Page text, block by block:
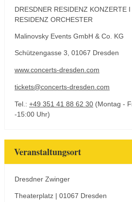
DRESDNER RESIDENZ KONZERTE
RESIDENZ ORCHESTER
Malinovsky Events GmbH & Co. KG
Schützengasse 3, 01067 Dresden
www.concerts-dresden.com
tickets@concerts-dresden.com
Tel.: +49 351 41 88 62 30 (Montag -
-15:00 Uhr)
Veranstaltungsort
Dresdner Zwinger
Theaterplatz | 01067 Dresden